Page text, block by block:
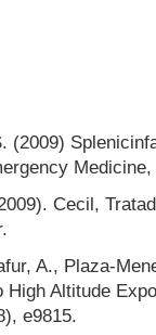
(2009)
Cecil,
A., Plaza-
Altitude
e9815.